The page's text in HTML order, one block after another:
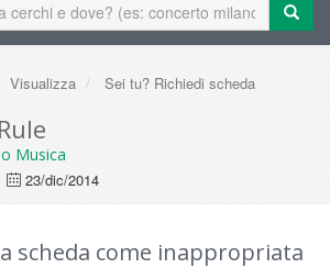
Visualizza Sei tu? Richiedi scheda
Musica
23/dic/2014
scheda come inappropriata